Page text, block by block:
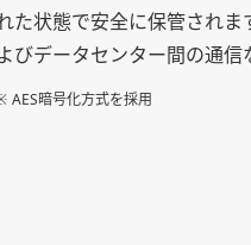
た状態で安全に保管されま
びデータセンター間の通信
AES暗号化方式を採用